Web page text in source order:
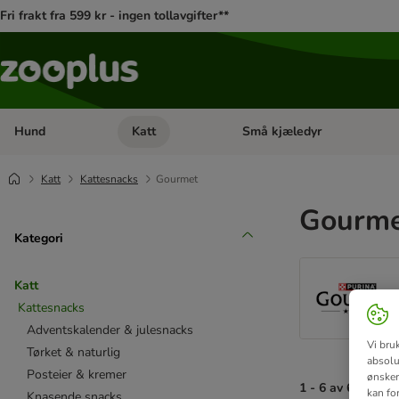
Fri frakt fra 599 kr - ingen tollavgifter**
Hund Åpne kategorimeny: Hund
Katt Åpne kategorimeny: Katt
Små kjæledyr
Katt Kattesnacks Gourmet
Kategori
Katt
Kattesnacks
Adventskalender & julesnacks
Tørket & naturlig
Posteier & kremer
1 - 6 av 6
Vi
kan